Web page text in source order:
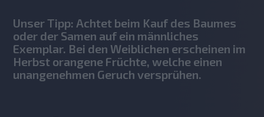
Unser Tipp: Achtet beim Kauf des Baumes
oder der Samen auf ein männliches
Exemplar. Bei den Weiblichen erscheinen im
Herbst orangene Früchte, welche einen
unangenehmen Geruch versprühen.